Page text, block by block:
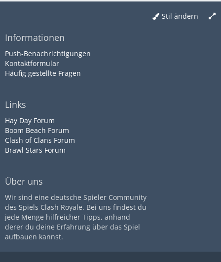
Stil ändern
Informationen
Push-Benachrichtigungen
Kontaktformular
Häufig gestellte Fragen
Links
Hay Day Forum
Boom Beach Forum
Clash of Clans Forum
Brawl Stars Forum
Über uns
Wir sind eine deutsche Spieler Community
des Spiels Clash Royale. Bei uns findest du
jede Menge hilfreicher Tipps, anhand
derer du deine Erfahrung über das Spiel
aufbauen kannst.